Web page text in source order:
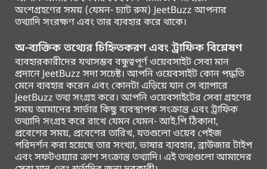
অংশগ্রহণের সময় (যেমন- চ্যাট রুম) JeetBuzz আপনার
তথ্যাদি সংরক্ষণ এবং তার ব্যবহার করে থাকে।
অ-ব্যক্তিক তথ্যের চিহ্নিতকরণ এবং ট্রাফিক বিশ্লেষণ
ব্যবহারকারীদের যথাসম্ভব বন্ধুত্বপূর্ণ ওয়েবসাইট সেবা মান
প্রদানে JeetBuzz সদা সচেষ্ট। আপনি ওয়েবসাইট কোন পদ্ধতি
মেনে ব্যবহার করেন এবং কোনটা এড়িয়ে যান সে ব্যাপারে
JeetBuzz তথ্য সংগ্রহ করে। আপনি ওয়েবসাইটের সেবা গ্রহণের
সময় আমাদের সার্ভার কিছু ব্যবস্থাপক সংক্রান্ত এবং ট্রাফিক
তথ্যাদি সংগ্রহ করে রাখে যেমন যেমন- আই.পি ঠিকানা,
প্রবেশের সময়, প্রবেশের তারিখ, যতগুলো ওয়েব পেইজ
পরিদর্শন করা হয়েছে তার সংখ্যা, ভাষার ব্যবহার, ব্রাউজার টাইপ
এবং সফটওয়্যার ক্রাশ সংক্রান্ত তথ্যাদি। এই তথ্যগুলো আমাদের